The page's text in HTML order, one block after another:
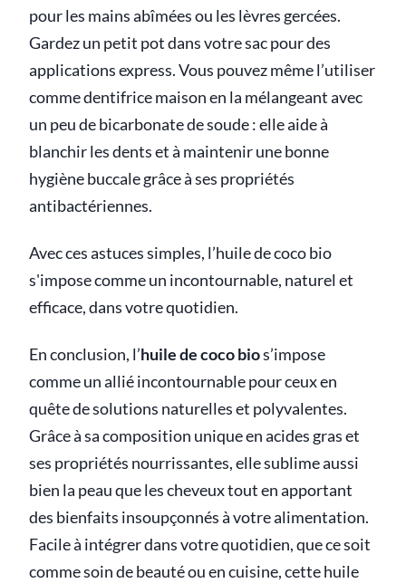
pour les mains abîmées ou les lèvres gercées.
Gardez un petit pot dans votre sac pour des
applications express. Vous pouvez même l’utiliser
comme dentifrice maison en la mélangeant avec
un peu de bicarbonate de soude : elle aide à
blanchir les dents et à maintenir une bonne
hygiène buccale grâce à ses propriétés
antibactériennes.
Avec ces astuces simples, l’huile de coco bio
s'impose comme un incontournable, naturel et
efficace, dans votre quotidien.
En conclusion, l’huile de coco bios’impose
comme un allié incontournable pour ceux en
quête de solutions naturelles et polyvalentes.
Grâce à sa composition unique en acides gras et
ses propriétés nourrissantes, elle sublime aussi
bien la peau que les cheveux tout en apportant
des bienfaits insoupçonnés à votre alimentation.
Facile à intégrer dans votre quotidien, que ce soit
comme soin de beauté ou en cuisine, cette huile